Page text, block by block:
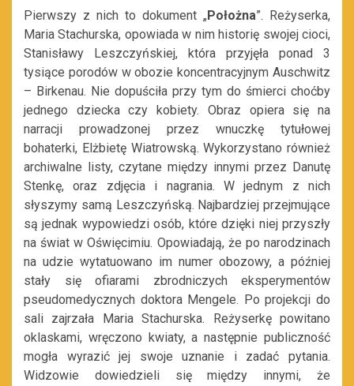
Pierwszy z nich to dokument „ Położna”. Reżyserka,
Maria Stachurska, opowiada w nim historię swojej cioci,
Stanisławy Leszczyńskiej, która przyjęła ponad 3
tysiące porodów w obozie koncentracyjnym Auschwitz
– Birkenau. Nie dopuściła przy tym do śmierci choćby
jednego dziecka czy kobiety. Obraz opiera się na
narracji prowadzonej przez wnuczkę tytułowej
bohaterki, Elżbietę Wiatrowską. Wykorzystano również
archiwalne listy, czytane między innymi przez Danutę
Stenkę, oraz zdjęcia i nagrania. W jednym z nich
słyszymy samą Leszczyńską. Najbardziej przejmujące
są jednak wypowiedzi osób, które dzięki niej przyszły
na świat w Oświęcimiu. Opowiadają, że po narodzinach
na udzie wytatuowano im numer obozowy, a później
stały się ofiarami zbrodniczych eksperymentów
pseudomedycznych doktora Mengele. Po projekcji do
sali zajrzała Maria Stachurska. Reżyserkę powitano
oklaskami, wręczono kwiaty, a następnie publiczność
mogła wyrazić jej swoje uznanie i zadać pytania.
Widzowie dowiedzieli się między innymi, że